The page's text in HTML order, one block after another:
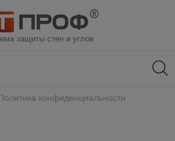
защиты стен и углов
конфиденциальности